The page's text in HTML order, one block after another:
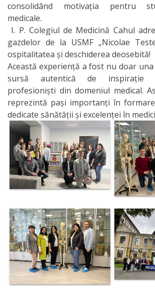
Discipline
fundamentale
Discipline
reale
Discipline
socio-umane
Subdiviziunii
Contabilitate
Бухгалтерия
Transparență
Comanda
de Stat
consolidând motivația pentru
medicale.
I. P. Colegiul de Medicină Cahul
gazdelor de la USMF „Nicolae
ospitalitatea și deschiderea deosebită!
Această experiență a fost nu doar una
sursă autentică de inspirație
profesioniști din domeniul medical.
reprezintă pași importanți în
dedicate sănătății și excelenței în